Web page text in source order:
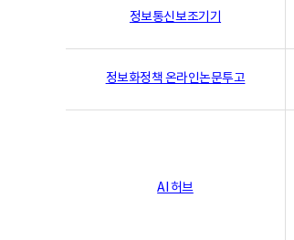
정보통신보조기기
정보화정책 온라인논문투고
AI 허브